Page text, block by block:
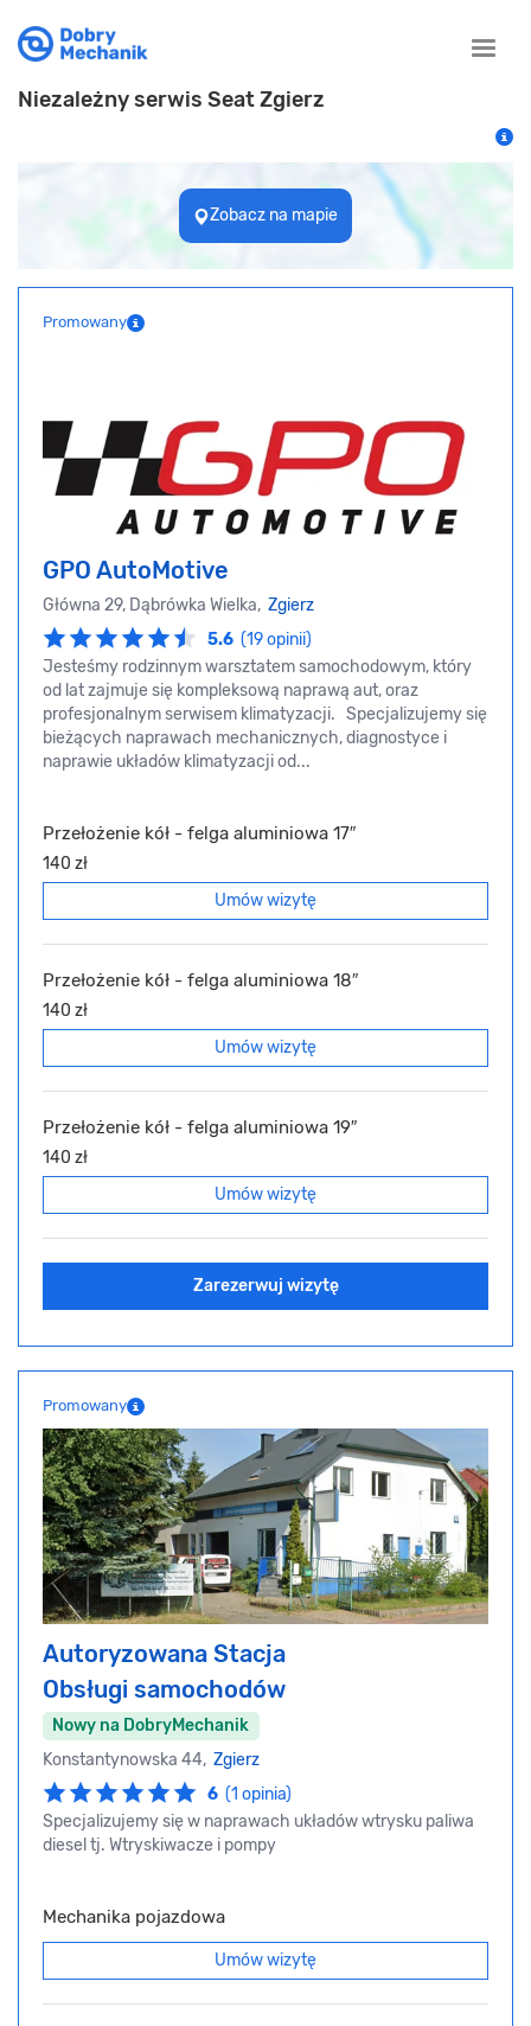
Toggle
Niezależny serwis Seat Zgierz
Zobacz na mapie
Promowany
GPO AutoMotive
Główna 29, Dąbrówka Wielka, Zgierz
5.6 (19 opinii)
Jesteśmy rodzinnym warsztatem samochodowym, który
od lat zajmuje się kompleksową naprawą aut, oraz
profesjonalnym serwisem klimatyzacji. Specjalizujemy się
bieżących naprawach mechanicznych, diagnostyce i
naprawie układów klimatyzacji od...
Przełożenie kół - felga aluminiowa 17″
140 zł
Umów wizytę
Przełożenie kół - felga aluminiowa 18″
140 zł
Umów wizytę
Przełożenie kół - felga aluminiowa 19″
140 zł
Umów wizytę
Zarezerwuj wizytę
Promowany
Autoryzowana Stacja
Obsługi samochodów
Nowy na DobryMechanik
Konstantynowska 44, Zgierz
6 (1 opinia)
Specjalizujemy się w naprawach układów wtrysku paliwa
diesel tj. Wtryskiwacze i pompy
Mechanika pojazdowa
Umów wizytę